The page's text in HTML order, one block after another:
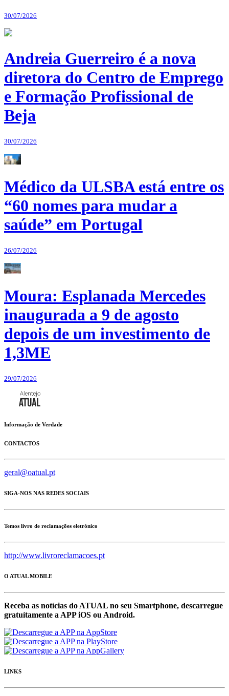
30/07/2026
Andreia Guerreiro é a nova
diretora do Centro de Emprego
e Formação Profissional de
Beja
30/07/2026
Médico da ULSBA está entre os
“60 nomes para mudar a
saúde” em Portugal
26/07/2026
Moura: Esplanada Mercedes
inaugurada a 9 de agosto
depois de um investimento de
1,3ME
29/07/2026
Informação de Verdade
CONTACTOS
geral@oatual.pt
SIGA-NOS NAS REDES SOCIAIS
Temos livro de reclamações eletrónico
http://www.livroreclamacoes.pt
O ATUAL MOBILE
Receba as notícias do ATUAL no seu Smartphone, descarregue
gratuítamente a APP iOS ou Android.
LINKS